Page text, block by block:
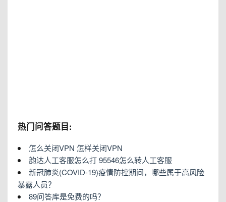
热门问答题目:
怎么关闭VPN 怎样关闭VPN
韵达人工客服怎么打 95546怎么转人工客服
新冠肺炎(COVID-19)疫情防控期间，哪些属于高风险
暴露人员？
89问答库是免费的吗？